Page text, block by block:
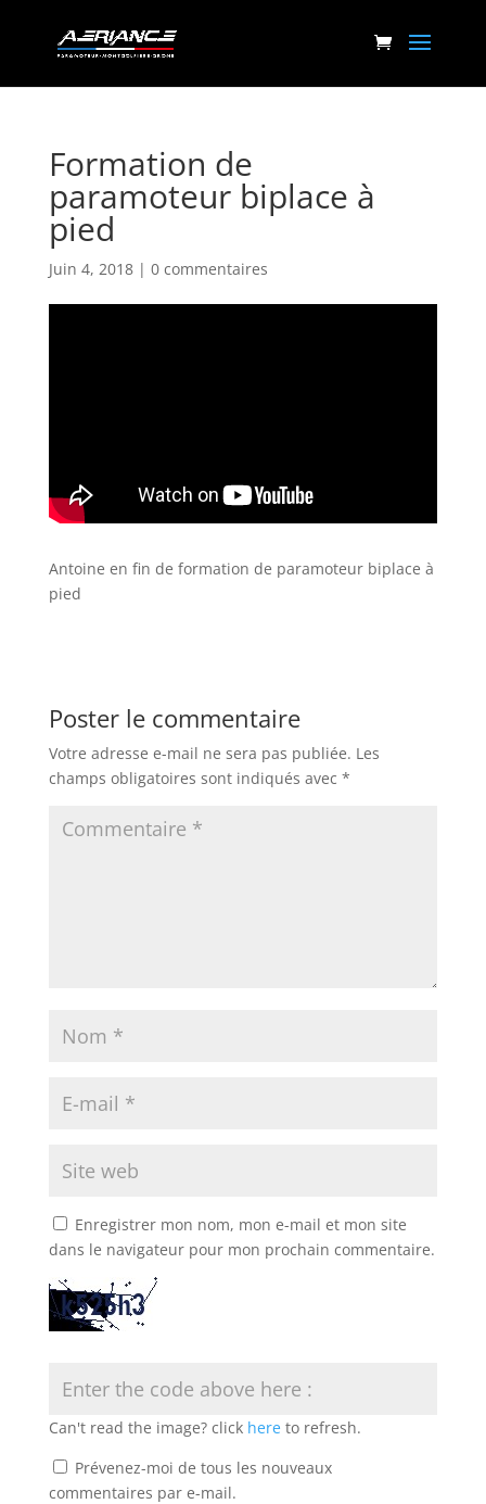
Formation de
paramoteur biplace à
pied
Juin 4, 2018| 0 commentaires
Antoine en fin de formation de paramoteur biplace à
pied
Poster le commentaire
Votre adresse e-mail ne sera pas publiée. Les
champs obligatoires sont indiqués avec *
Enregistrer mon nom, mon e-mail et mon site
dans le navigateur pour mon prochain commentaire.
Can't read the image? click hereto refresh.
Prévenez-moi de tous les nouveaux
commentaires par e-mail.